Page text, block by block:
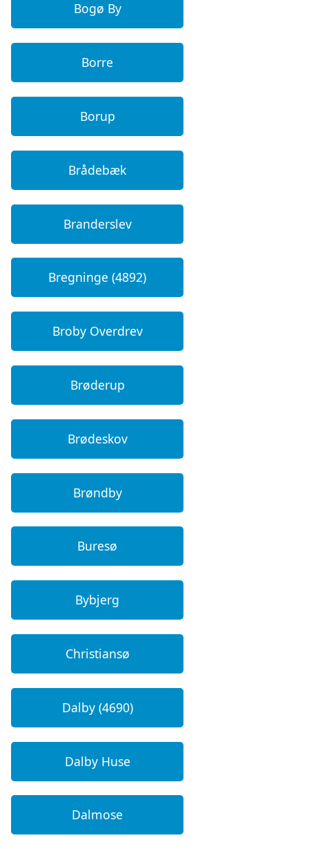
Bogø By
Borre
Borup
Brådebæk
Branderslev
Bregninge (4892)
Broby Overdrev
Brøderup
Brødeskov
Brøndby
Buresø
Bybjerg
Christiansø
Dalby (4690)
Dalby Huse
Dalmose